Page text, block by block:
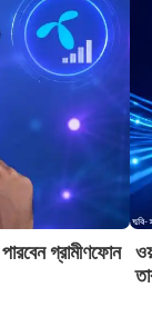
গ্রামীণফোন